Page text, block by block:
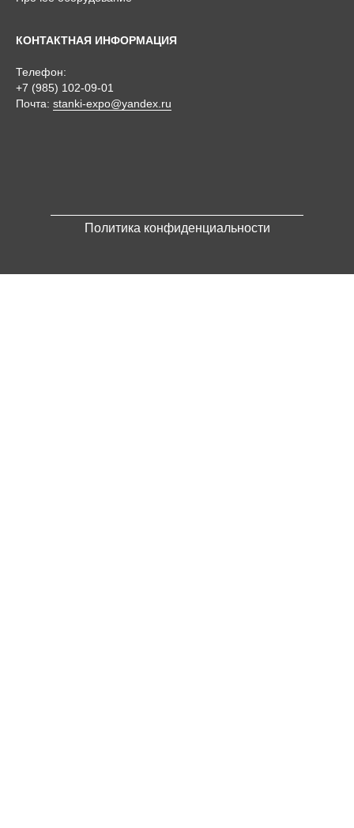
КОНТАКТНАЯ ИНФОРМАЦИЯ
Телефон:
+7 (985) 102-09-01
Почта: stanki-expo@yandex.ru
Политика конфиденциальности